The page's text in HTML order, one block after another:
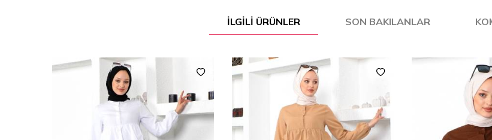
İLGILI ÜRÜNLER SON BAKILANLAR